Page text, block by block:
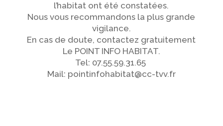
l’habitat ont été constatées.
Nous vous recommandons la plus grande
vigilance.
En cas de doute, contactez gratuitement
Le POINT INFO HABITAT.
Tel: 07.55.59.31.65
Mail: pointinfohabitat@cc-tvv.fr